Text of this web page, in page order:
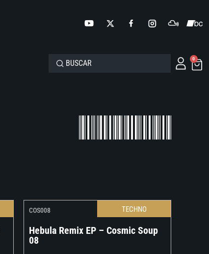
0
COS008 TECHNO
Hebula Remix EP – Cosmic Soup
08